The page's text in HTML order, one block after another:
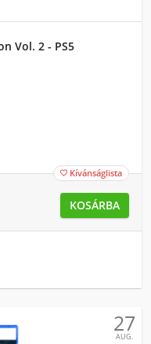
Vol. 2 - PS5
 Kívánságlista
KOSÁRBA
27
AUG.